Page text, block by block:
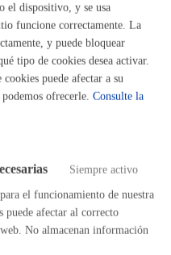
sobre el Incremento de
-Decreto Foral
aprueba el Reglamento de
Gipuzkoa. Cumplimiento
- Real Decreto Legislativo
el Texto Refundido de
26 de setiembre, por el que
de la Norma Foral General
en materia de
de Recaudación de los
del Ayuntamiento De
el dispositivo, y se usa
funcione correctamente. La
y puede bloquear
tipo de cookies desea activar.
puede afectar a su
ofrecerle. Consulte la
Siempre activo
el funcionamiento de nuestra
puede afectar al correcto
No almacenan información